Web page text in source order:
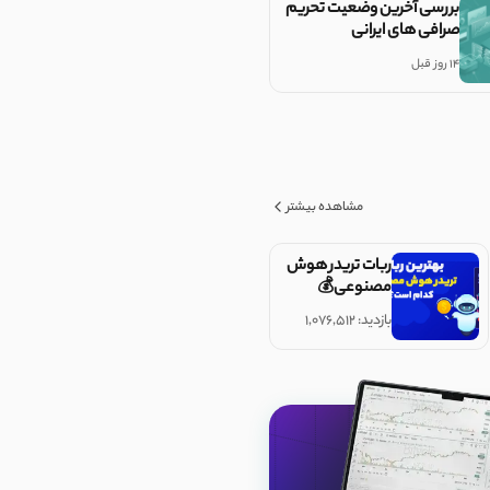
بررسی آخرین وضعیت تحریم
صرافی های ایرانی
14 روز قبل
مشاهده بیشتر
ربات تریدر هوش
مصنوعی💰
بازدید: ۱,۰۷۶,۵۱۲